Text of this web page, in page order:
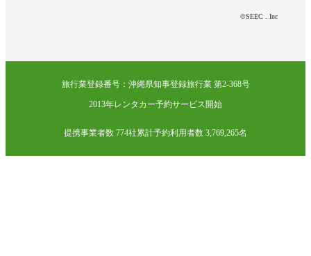
©SEEC . Inc
旅行業登録番号：沖縄県知事登録旅行業 第2-368号
2013年レンタカー予約サービス開始
提携事業者数 774社累計予約利用者数 3,769,265名